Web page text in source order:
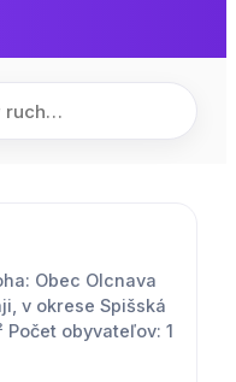
Obec Olcnava
v okrese Spišská
Počet obyvateľov: 1